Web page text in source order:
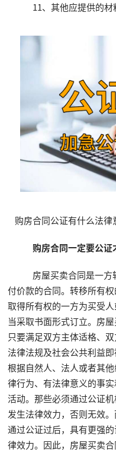
11、其他应提供的材
购房合同公证有什么法律
购房合同一定要公证
房屋买卖合同是一方
付价款的合同。转移所有
取得所有权的一方为买受
当采取书面形式订立。房
只要满足双方主体适格、
法律法规及社会公共利益
根据自然人、法人或者其
律行为、有法律意义的事
活动。那些必须通过公证
发生法律效力，否则无效
通过公证过后，具有更强
律效力。因此，房屋买卖